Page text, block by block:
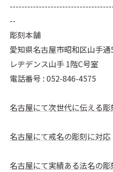
--
彫刻本舗
愛知県名古屋市昭和区山手
レヂデンス山手 1階C号室
電話番号 : 052-846-4575
名古屋にて次世代に伝える彫
名古屋にて戒名の彫刻に対応
名古屋にて実績ある法名の彫